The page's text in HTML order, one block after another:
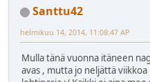
Santtu42
helmikuu 14, 2014, 11:08:47 AP
Mulla tänä vuonna itäneen
avas , mutta jo neljättä